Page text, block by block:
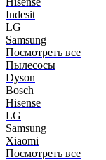
Indesit
LG
Samsung
Посмотреть все
Пылесосы
Dyson
Bosch
Hisense
LG
Samsung
Xiaomi
Посмотреть все